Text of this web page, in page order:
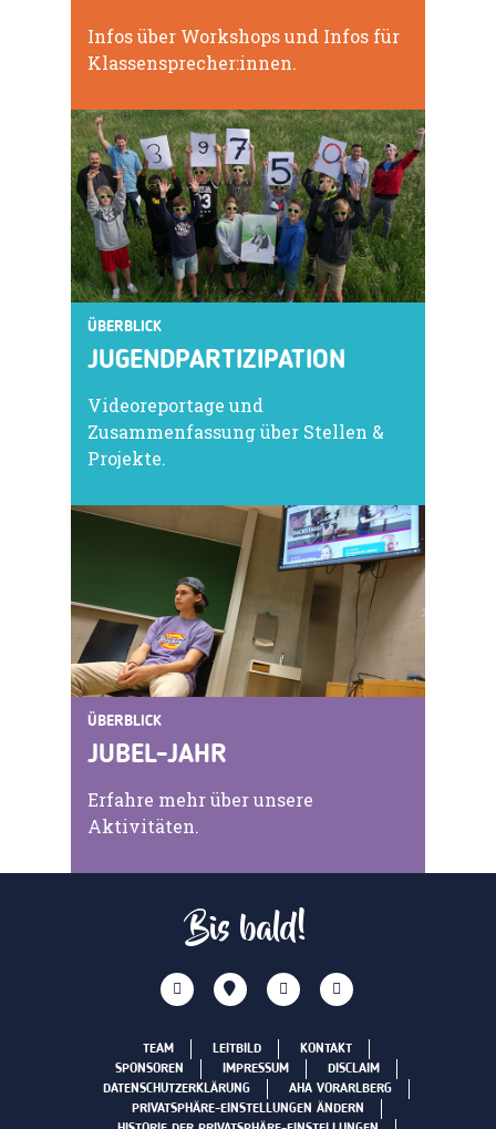
Infos über Workshops und Infos für
Klassensprecher:innen.
ÜBERBLICK
JUGENDPARTIZIPATION
Videoreportage und
Zusammenfassung über Stellen &
Projekte.
ÜBERBLICK
JUBEL-JAHR
Erfahre mehr über unsere
Aktivitäten.
Bis bald!
TEAM LEITBILD
KONTAKT
SPONSOREN
IMPRESSUM
DISCLAIM
DATENSCHUTZERKLÄRUNG
AHA VORARLBERG
PRIVATSPHÄRE-EINSTELLUNGEN ÄNDERN